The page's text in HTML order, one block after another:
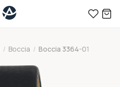
/ Boccia / Boccia 3364-01